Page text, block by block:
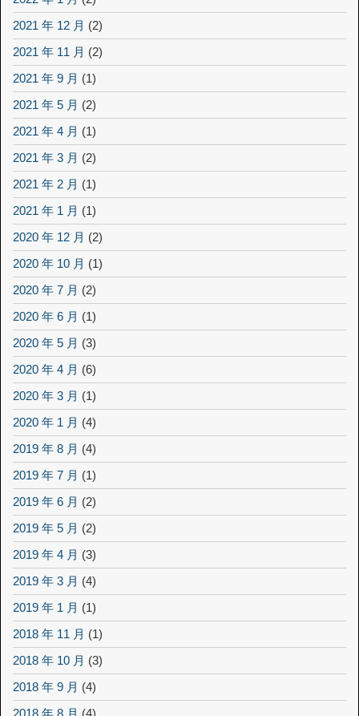
2021 年 12 月 (2)
2021 年 11 月 (2)
2021 年 9 月 (1)
2021 年 5 月 (2)
2021 年 4 月 (1)
2021 年 3 月 (2)
2021 年 2 月 (1)
2021 年 1 月 (1)
2020 年 12 月 (2)
2020 年 10 月 (1)
2020 年 7 月 (2)
2020 年 6 月 (1)
2020 年 5 月 (3)
2020 年 4 月 (6)
2020 年 3 月 (1)
2020 年 1 月 (4)
2019 年 8 月 (4)
2019 年 7 月 (1)
2019 年 6 月 (2)
2019 年 5 月 (2)
2019 年 4 月 (3)
2019 年 3 月 (4)
2019 年 1 月 (1)
2018 年 11 月 (1)
2018 年 10 月 (3)
2018 年 9 月 (4)
2018 年 8 月 (4)